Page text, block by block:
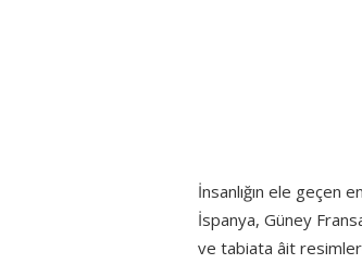
İnsanlığın ele geçen
İspanya, Güney
ve tabiata âit